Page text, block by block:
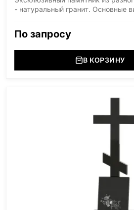
- натуральный гранит. Основные
(Украина, Житомерская область),
(Украина, Житомерская область),
(Россия, Карелия), Амфиболит
По запросу
В КОРЗИНУ